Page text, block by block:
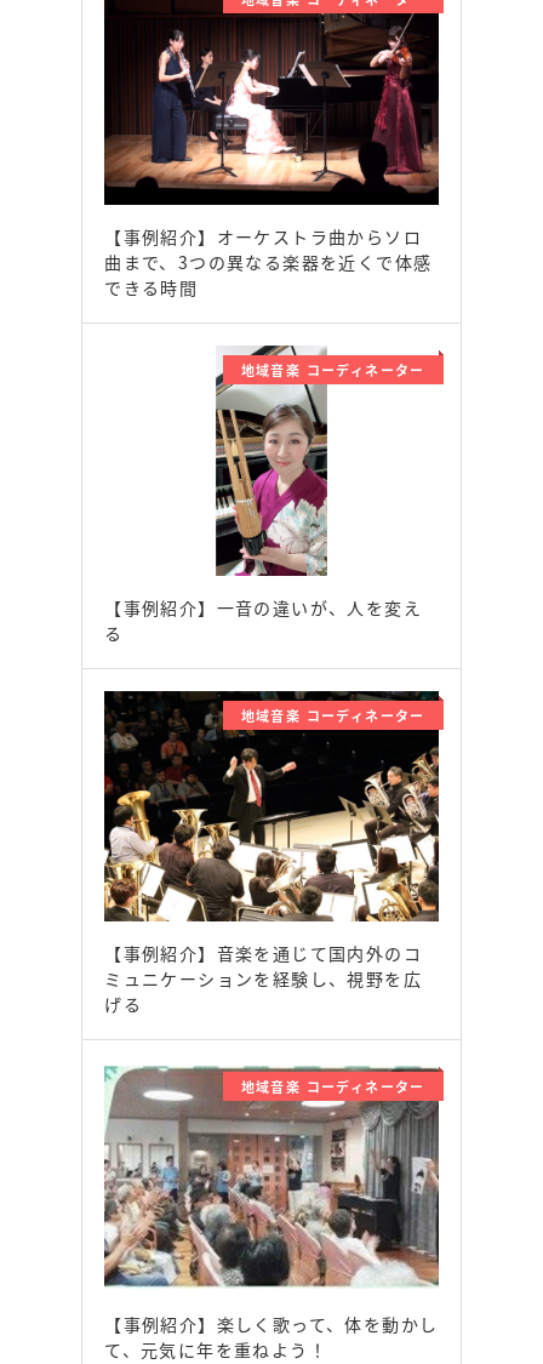
【事例紹介】オーケストラ曲からソロ
曲まで、3つの異なる楽器を近くで体感
できる時間
地域音楽 コーディネーター
【事例紹介】一音の違いが、人を変え
る
地域音楽 コーディネーター
【事例紹介】音楽を通じて国内外のコ
ミュニケーションを経験し、視野を広
げる
地域音楽 コーディネーター
【事例紹介】楽しく歌って、体を動かし
て、元気に年を重ねよう！